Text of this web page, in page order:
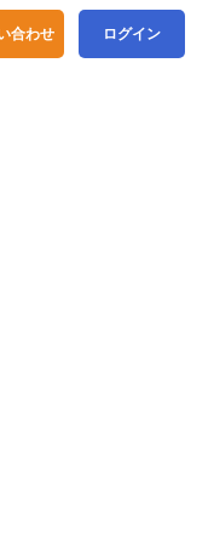
合わせ ログイン